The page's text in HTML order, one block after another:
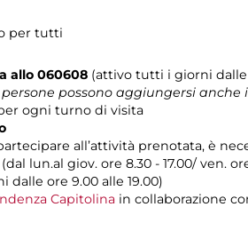
per tutti
allo 060608 (attivo tutti i giorni dalle
possono aggiungersi anche
ogni turno di visita
all’attività prenotata, è
(dal lun.al giov. ore 8.30 - 17.00/ ven.
ore 9.00 alle 19.00)
Capitolina in collaborazione